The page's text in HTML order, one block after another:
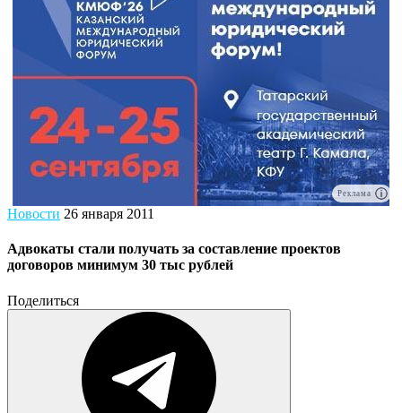
Реклама
Новости 26 января 2011
Адвокаты стали получать за составление проектов
договоров минимум 30 тыс рублей
Поделиться